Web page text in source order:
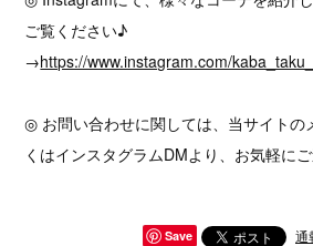
ご覧ください♪
→https://www.instagram.com/
◎ お問い合わせに関しては、当サイトの
くはインスタグラムDMより、お気軽に
Save 通